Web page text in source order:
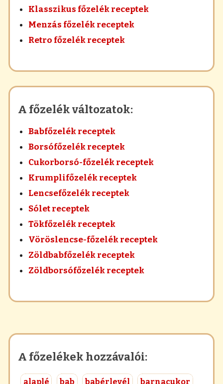
Klasszikus főzelék receptek
Menzás főzelék receptek
Retro főzelék receptek
A főzelék változatok:
Babfőzelék receptek
Borsófőzelék receptek
Cukorborsó-főzelék receptek
Krumplifőzelék receptek
Lencsefőzelék receptek
Sólet receptek
Tökfőzelék receptek
Vöröslencse-főzelék receptek
Zöldbabfőzelék receptek
Zöldborsófőzelék receptek
A főzelékek hozzávalói:
alaplé bab babérlevél barnacukor